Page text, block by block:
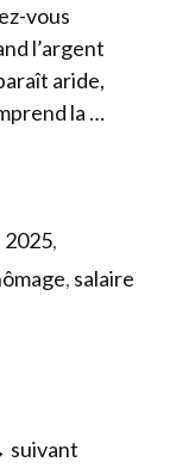
vous
l’argent
aride,
la …
2025,
, salaire
suivant